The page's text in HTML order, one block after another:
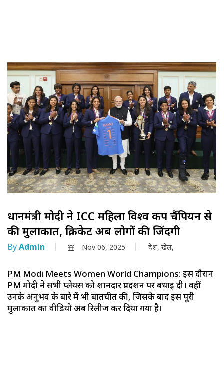
प्रधानमंत्री मोदी ने ICC महिला विश्व कप चैंपियन से
की मुलाकात, क्रिकेट अब लोगों की जिंदगी
ByAdmin Nov 06, 2025 देश, खेल,
PM Modi Meets Women World Champions: इस दौरान
PM मोदी ने सभी प्लेयर्स को शानदार प्रदर्शन पर बधाई दी। वहीं
उनके अनुभव के बारे में भी बातचीत की, जिसके बाद इस पूरी
मुलाकात का वीडियो अब रिलीज कर दिया गया है।